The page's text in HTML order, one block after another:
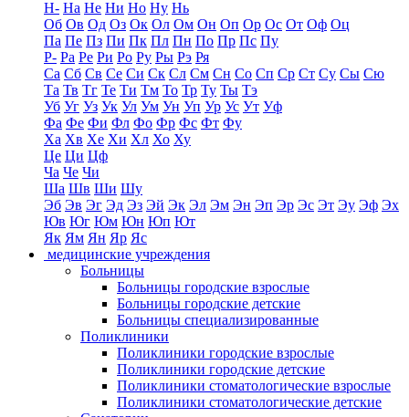
Н- На Не Ни Но Ну Нь
Об Ов Од Оз Ок Ол Ом Он Оп Ор Ос От Оф Оц
Па Пе Пз Пи Пк Пл Пн По Пр Пс Пу
Р- Ра Ре Ри Ро Ру Ры Рэ Ря
Са Сб Св Се Си Ск Сл См Сн Со Сп Ср Ст Су Сы Сю
Та Тв Тг Те Ти Тм То Тр Ту Ты Тэ
Уб Уг Уз Ук Ул Ум Ун Уп Ур Ус Ут Уф
Фа Фе Фи Фл Фо Фр Фс Фт Фу
Ха Хв Хе Хи Хл Хо Ху
Це Ци Цф
Ча Че Чи
Ша Шв Ши Шу
Эб Эв Эг Эд Эз Эй Эк Эл Эм Эн Эп Эр Эс Эт Эу Эф Эх
Юв Юг Юм Юн Юп Ют
Як Ям Ян Яр Яс
медицинские учреждения
Больницы
Больницы городские взрослые
Больницы городские детские
Больницы специализированные
Поликлиники
Поликлиники городские взрослые
Поликлиники городские детские
Поликлиники стоматологические взрослые
Поликлиники стоматологические детские